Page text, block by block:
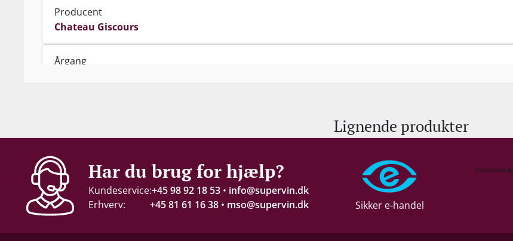
Producent
Chateau Giscours
Årgang
Alkohol-%
14,5 %
Proptype
Lignende produkter
Har du brug for hjælp?
Kundeservice:+45 98 92 18 53 • info@supervin.dk
Erhverv:
+45 81 61 16 38 • mso@supervin.dk Sikker e-handel